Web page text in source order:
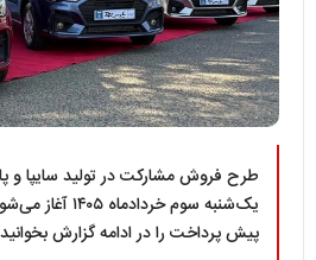
طرح فروش مشارکت در تولید سایپا و
یک‌شنبه سوم
پیش پرداخت را در ادامه گزارش